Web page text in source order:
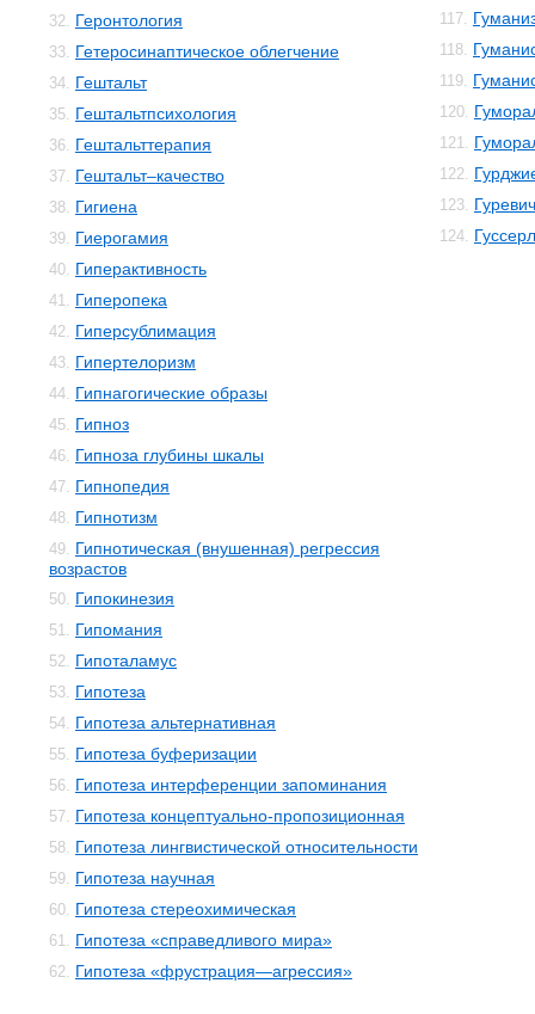
32. Геронтология
33. Гетеросинаптическое облегчение
34. Гештальт
35. Гештальтпсихология
36. Гештальттерапия
37. Гештальт–качество
38. Гигиена
39. Гиерогамия
40. Гиперактивность
41. Гиперопека
42. Гиперсублимация
43. Гипертелоризм
44. Гипнагогические образы
45. Гипноз
46. Гипноза глубины шкалы
47. Гипнопедия
48. Гипнотизм
49. Гипнотическая (внушенная) регрессия
возрастов
50. Гипокинезия
51. Гипомания
52. Гипоталамус
53. Гипотеза
54. Гипотеза альтернативная
55. Гипотеза буферизации
56. Гипотеза интерференции запоминания
57. Гипотеза концептуально-пропозиционная
58. Гипотеза лингвистической относительности
59. Гипотеза научная
60. Гипотеза стереохимическая
61. Гипотеза «справедливого мира»
62. Гипотеза «фрустрация—агрессия»
117.
118.
119.
120.
121.
122.
123.
124.